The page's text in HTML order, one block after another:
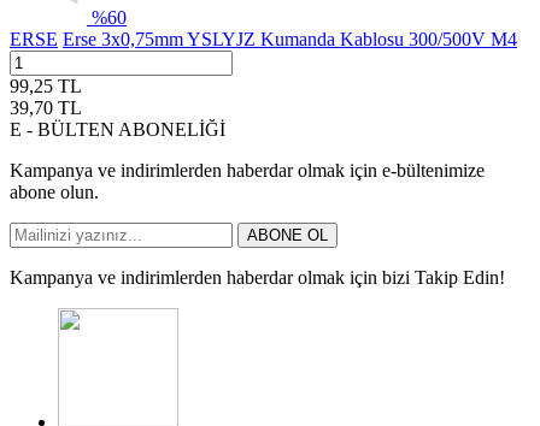
%60
ERSE Erse 3x0,75mm YSLYJZ Kumanda Kablosu 300/500V M4
99,25 TL
39,70 TL
E - BÜLTEN ABONELİĞİ
Kampanya ve indirimlerden haberdar olmak için e-bültenimize
abone olun.
ABONE OL
Kampanya ve indirimlerden haberdar olmak için bizi Takip Edin!